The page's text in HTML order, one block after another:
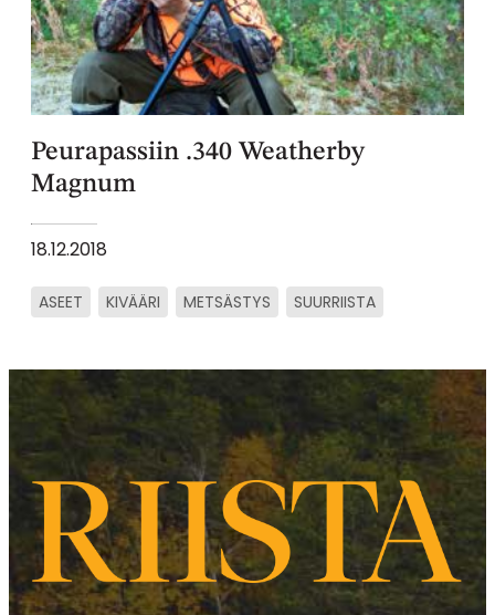
Peurapassiin .340 Weatherby
Magnum
18.12.2018
ASEET KIVÄÄRI METSÄSTYS SUURRIISTA